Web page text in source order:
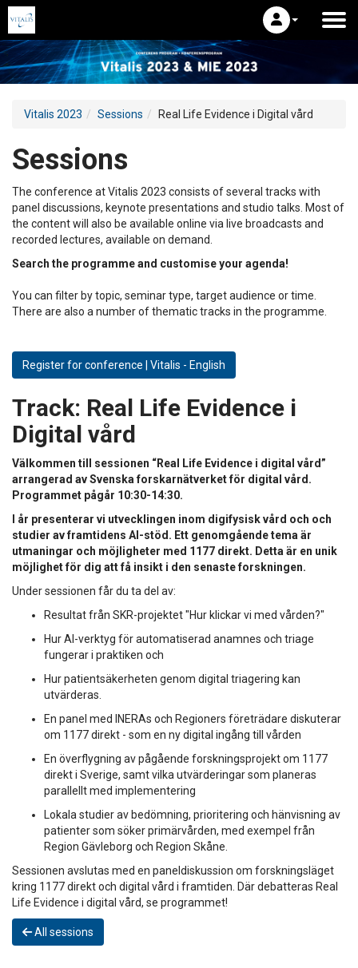
Vitalis 2023 Sessions Real Life Evidence i Digital vård
Sessions
The conference at Vitalis 2023 consists of several tracks with
panel discussions, keynote presentations and studio talks. Most of
the content will also be available online via live broadcasts and
recorded lectures, available on demand.
Search the programme and customise your agenda!
You can filter by topic, seminar type, target audience or time.
There are also a number of thematic tracks in the programme.
Register for conference | Vitalis - English
Track: Real Life Evidence i
Digital vård
Välkommen till sessionen “Real Life Evidence i digital vård”
arrangerad av Svenska forskarnätverket för digital vård.
Programmet pågår 10:30-14:30.
I år presenterar vi utvecklingen inom digifysisk vård och och
studier av framtidens AI-stöd. Ett genomgående tema är
utmaningar och möjligheter med 1177 direkt. Detta är en unik
möjlighet för dig att få insikt i den senaste forskningen.
Under sessionen får du ta del av:
Resultat från SKR-projektet "Hur klickar vi med vården?"
Hur AI-verktyg för automatiserad anamnes och triage
fungerar i praktiken och
Hur patientsäkerheten genom digital triagering kan
utvärderas.
En panel med INERAs och Regioners företrädare diskuterar
om 1177 direkt - som en ny digital ingång till vården
En överflygning av pågående forskningsprojekt om 1177
direkt i Sverige, samt vilka utvärderingar som planeras
parallellt med implementering
Lokala studier av bedömning, prioritering och hänvisning av
patienter som söker primärvården, med exempel från
Region Gävleborg och Region Skåne.
Sessionen avslutas med en paneldiskussion om forskningsläget
kring 1177 direkt och digital vård i framtiden. Där debatteras Real
Life Evidence i digital vård, se programmet!
All sessions